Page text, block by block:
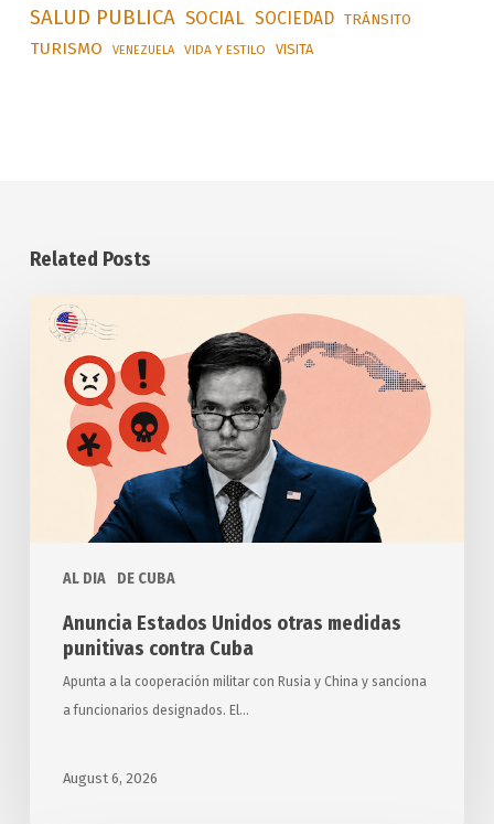
SALUD PUBLICA SOCIAL SOCIEDAD TRÁNSITO
TURISMO VENEZUELA VIDA Y ESTILO VISITA
Related Posts
AL DIA DE CUBA
Anuncia
Estados
Unidos
medidas
punitivas
Anuncia Estados Unidos otras medidas
punitivas contra Cuba
Apunta a la cooperación militar con Rusia y China y sanciona
a funcionarios designados. El…
August 6, 2026